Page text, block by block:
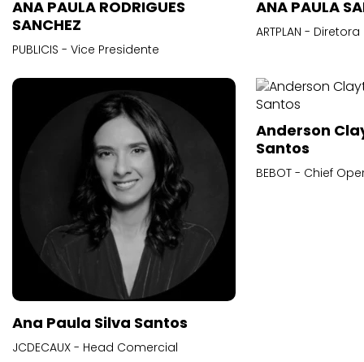
ANA PAULA RODRIGUES
SANCHEZ
PUBLICIS - Vice Presidente
ANA PAULA
ARTPLAN -
Ana Paula Silva Santos
JCDECAUX - Head Comercial
Anderson
Santos
BEBOT - Chief